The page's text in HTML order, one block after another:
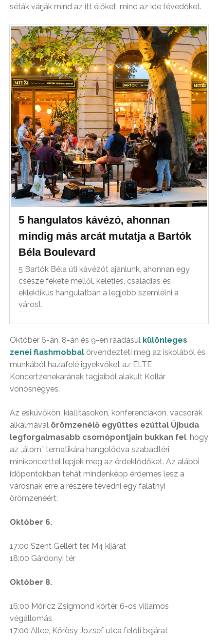
séták várják mind az itt élőket, mind az ide tévedőket.
5 hangulatos kávézó, ahonnan
mindig más arcát mutatja a Bartók
Béla Boulevard
5 Bartók Béla úti kávézót ajánlunk, ahonnan egy
csésze fekete mellől, keleties, családias és
eklektikus hangulatban a legjobb szemlélni a
várost.
Október 6-án, 8-án és 9-én ráadásul különleges
zenei flashmobbal örvendezteti meg az iskolából és
munkából hazafelé igyekvőket az ELTE
Koncertzenekarának tagjaiból alakult Kollár
vonósnégyes.
Az esküvőkön, kiállításokon, konferenciákon, vacsorák
alkalmával örömzenélő együttes ezúttal Újbuda
legforgalmasabb csomópontjain bukkan fel , hogy
az „álom” tematikára hangolódva szabadtéri
minikoncerttel lepjék meg az érdeklődőket. Az alábbi
időpontokban tehát mindenképp érdemes lesz a
városnak erre a részére tévedni egy falatnyi
örömzenéért:
Október 6.
17:00 Szent Gellért tér, M4 kijárat
18:00 Gárdonyi tér
Október 8.
16:00 Móricz Zsigmond körtér, 6-os villamos
végállomás
17:00 Allee, Kőrösy József utca felőli bejárat